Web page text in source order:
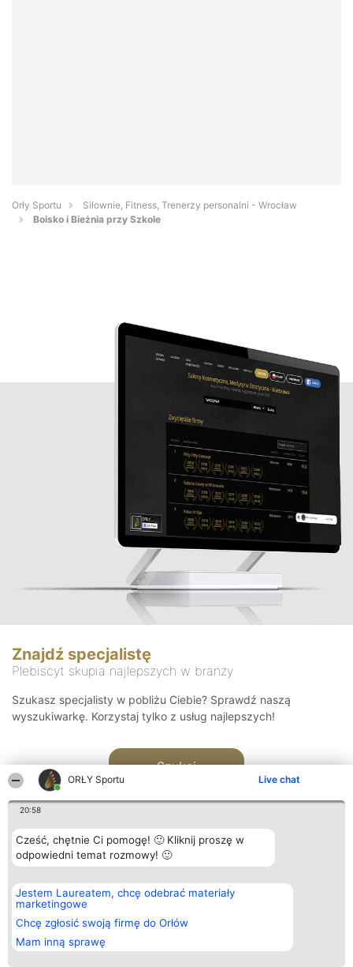
ORŁY Sportu Live chat
20:58
Cześć, chętnie Ci pomogę! 🙂 Kliknij proszę w
odpowiedni temat rozmowy! 🙂
Jestem Laureatem, chcę odebrać materiały
marketingowe
Chcę zgłosić swoją firmę do Orłów
Mam inną sprawę
Orły Sportu
Siłownie, Fitness, Trenerzy personalni - Wrocław
Boisko i Bieżnia przy Szkole
Znajdź specjalistę
Plebiscyt skupia najlepszych w branży
Szukasz specjalisty w pobliżu Ciebie? Sprawdź naszą
wyszukiwarkę. Korzystaj tylko z usług najlepszych!
Szukaj
Organizator plebiscytu
Bright Side Solutions sp. z o.
o. sp. k.
ul. Ruska 22
Wrocław 50-079
KRS 0000749100 | Regon
381313360 | NIP 8943132676
Plebiscyt
Laureaci
wszystkich
Laureatów
Regulamin
Kontakt
Kontakt